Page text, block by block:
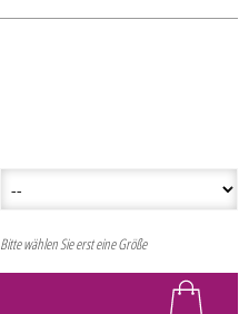
Bitte wählen Sie erst eine Größe